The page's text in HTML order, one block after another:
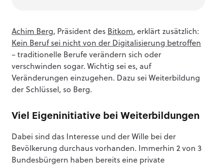
Achim Berg, Präsident des Bitkom, erklärt zusätzlich:
Kein Beruf sei nicht von der Digitalisierung betroffen
– traditionelle Berufe verändern sich oder
verschwinden sogar. Wichtig sei es, auf
Veränderungen einzugehen. Dazu sei Weiterbildung
der Schlüssel, so Berg.
Viel Eigeninitiative bei Weiterbildungen
Dabei sind das Interesse und der Wille bei der
Bevölkerung durchaus vorhanden. Immerhin 2 von 3
Bundesbürgern haben bereits eine private